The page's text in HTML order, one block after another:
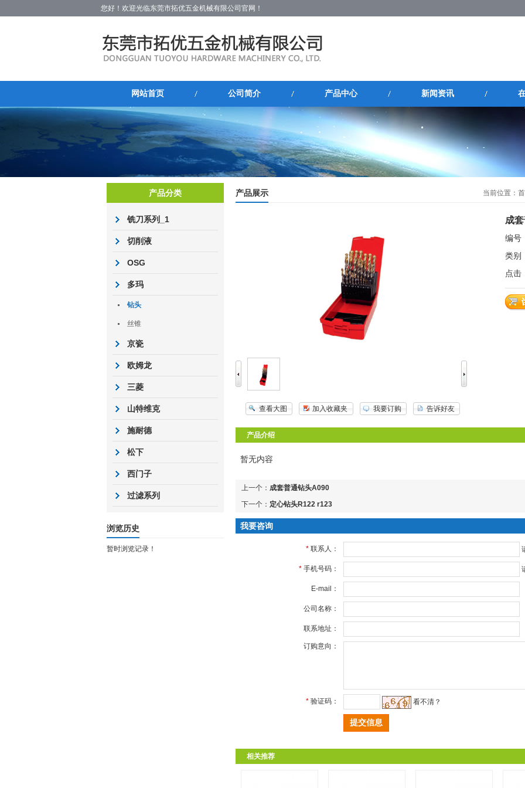
您好！欢迎光临东莞市拓优五金机械有限公司官网！
网站首页 公司简介 产品中心 新闻资讯
产品分类
铣刀系列_1
切削液
OSG
多玛
钻头
丝锥
京瓷
欧姆龙
三菱
山特维克
施耐德
松下
西门子
过滤系列
浏览历史
暂时浏览记录！
产品展示 当前位置：
查看大图 加入收藏夹 我要订购 告诉好友
成
编号
类别
点击
产品介绍
暂无内容
上一个： 成套普通钻头A090
下一个： 定心钻头R122 r123
我要咨询
* 联系人：
* 手机号码：
E-mail：
公司名称：
联系地址：
订购意向：
* 验证码： 看不清？
相关推荐